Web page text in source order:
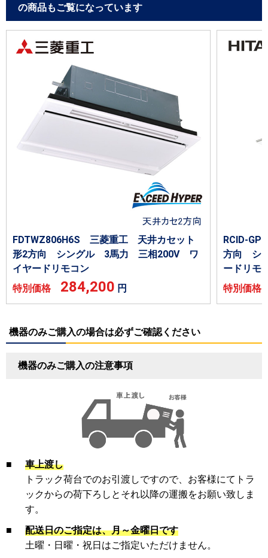
の商品もご覧になっています
FDTWZ806H6S 三菱重工 天井カセット
形2方向 シングル 3馬力 三相200V ワ
イヤードリモコン
特別価格 284,200 円
RCID-
方向 シ
ードリモ
特別価
機器のみご購入の場合は必ずご確認ください
機器のみご購入の注意事項
■
車上渡し
トラック荷台でのお引渡しですので、お客様にてトラ
ックからの荷下ろしとそれ以降の運搬をお願い致しま
す。
■
配送日のご指定は、月～金曜日です
土曜・日曜・祝日はご指定いただけません。